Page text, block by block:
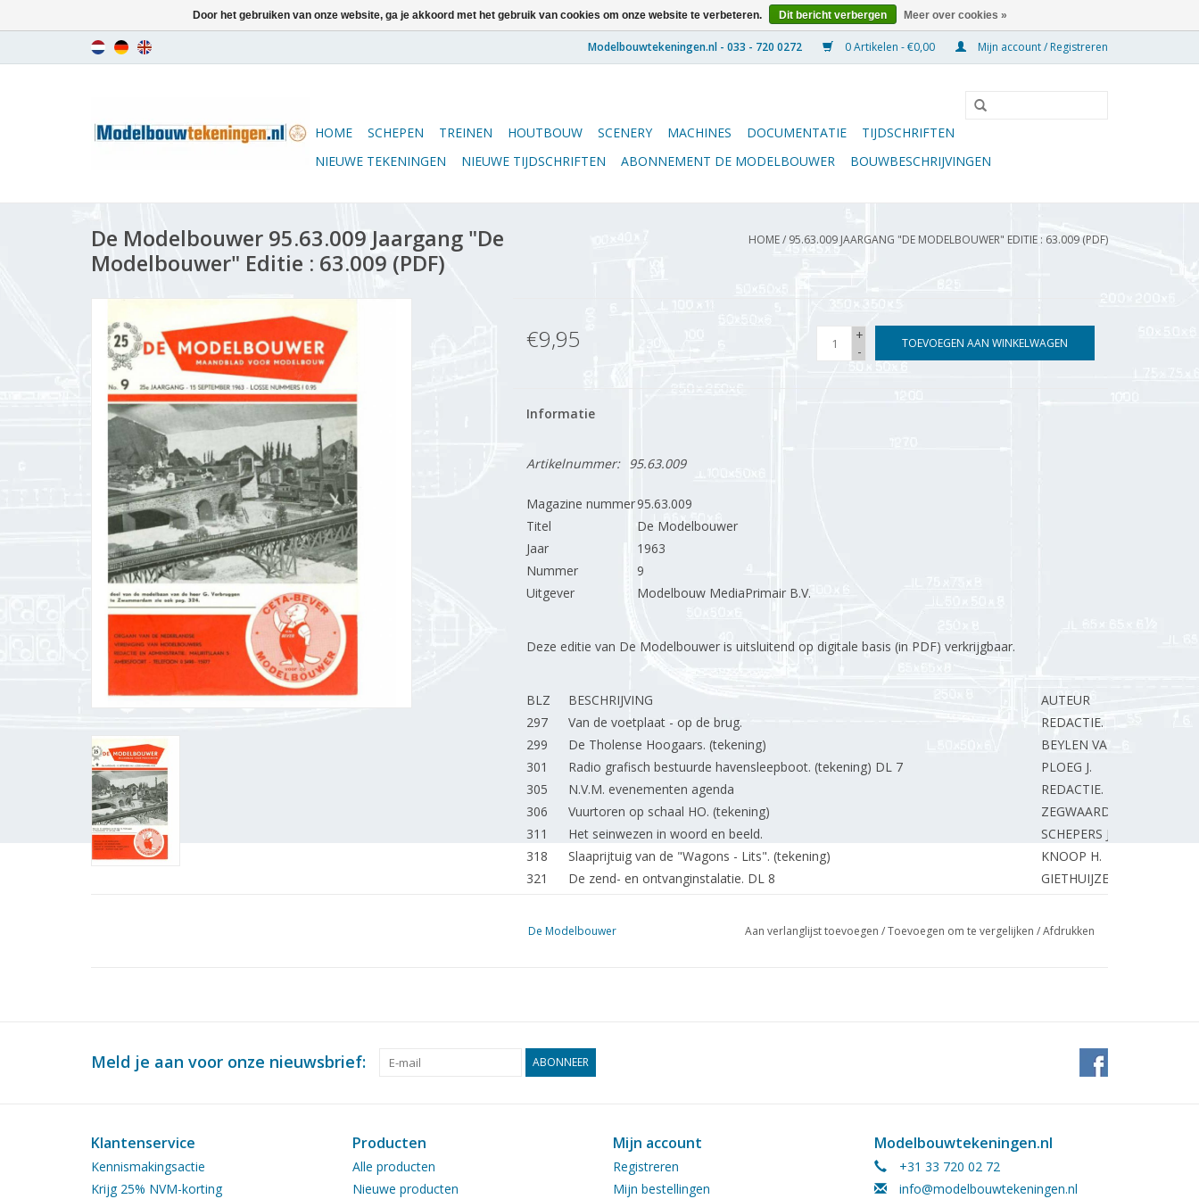
0 Artikelen - €0,00 Mijn account / Registreren
HOME SCHEPEN TREINEN HOUTBOUW SCENERY MACHINES DOCUMENTATIE
TIJDSCHRIFTEN
NIEUWE TEKENINGEN
NIEUWE TIJDSCHRIFTEN ABONNEMENT DE MODELBOUWER BOUWBESCHRIJVINGEN
De Modelbouwer 95.63.009 Jaargang "De
Modelbouwer" Editie : 63.009 (PDF)
HOME/ 95.63.009 JAARGANG "DE MODELBOUWER" EDITIE : 63.009 (PDF)
€9,95
+
-
TOEVOEGEN AAN WINKELWAGEN
Informatie
Artikelnummer: 95.63.009
Magazine nummer95.63.009
Titel
De Modelbouwer
Jaar
1963
Nummer
9
Uitgever
Modelbouw MediaPrimair B.V.
Deze editie van De Modelbouwer is uitsluitend op digitale basis (in PDF) verkrijgbaar.
BLZ BESCHRIJVING
AUTEUR
297
Van de voetplaat - op de brug.
REDACTIE.
299
De Tholense Hoogaars. (tekening)
BEYLEN VAN J.
301
Radio grafisch bestuurde havensleepboot. (tekening) DL 7
PLOEG J.
305
N.V.M. evenementen agenda
REDACTIE.
306
Vuurtoren op schaal HO. (tekening)
ZEGWAARD J.
311
Het seinwezen in woord en beeld.
SCHEPERS J.
318
Slaaprijtuig van de "Wagons - Lits". (tekening)
KNOOP H.
321
De zend- en ontvanginstalatie. DL 8
GIETHUIJZEN van J.
328
Kant en klaar gekocht! Fleischmann. Märklin, Faller, Trix express.
ONBEKEND
235
Boekbespreking
ONBEKEND
336
Activiteiten: in de clubs. REDACTIE.
De Modelbouwer Aan verlanglijst toevoegen /Toevoegen om te vergelijken /Afdrukken
Meld je aan voor onze nieuwsbrief: ABONNEER
Klantenservice
Kennismakingsactie
Krijg 25% NVM-korting
Producten
Alle producten
Nieuwe producten
Mijn account
Registreren
Mijn bestellingen
Modelbouwtekeningen.nl
+31 33 720 02 72
info@modelbouwtekeningen.nl
Door het gebruiken van onze website, ga je akkoord met het gebruik van cookies om onze website te verbeteren. Dit bericht verbergen Meer over cookies »